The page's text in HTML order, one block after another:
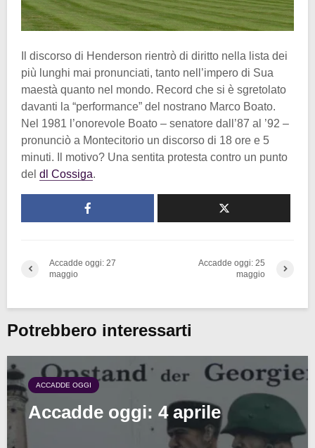
Il discorso di Henderson rientrò di diritto nella lista dei
più lunghi mai pronunciati, tanto nell’impero di Sua
maestà quanto nel mondo. Record che si è sgretolato
davanti la “performance” del nostrano Marco Boato.
Nel 1981 l’onorevole Boato – senatore dall’87 al ’92 –
pronunciò a Montecitorio un discorso di 18 ore e 5
minuti. Il motivo? Una sentita protesta contro un punto
del dl Cossiga.
Accadde oggi: 27
maggio
Accadde oggi: 25
maggio
Potrebbero interessarti
ACCADDE OGGI
Accadde oggi: 4 aprile